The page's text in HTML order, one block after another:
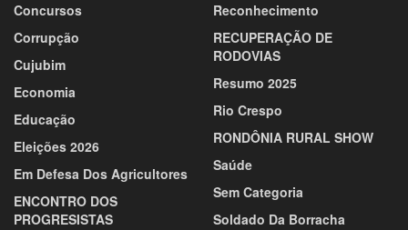
Concursos
Corrupção
Cujubim
Economia
Educação
Eleições 2026
Em Defesa Dos Agricultores
ENCONTRO DOS
PROGRESISTAS
Reconhecimento
RECUPERAÇÃO DE
RODOVIAS
Resumo 2025
Rio Crespo
RONDÔNIA RURAL SHOW
Saúde
Sem Categoria
Soldado Da Borracha